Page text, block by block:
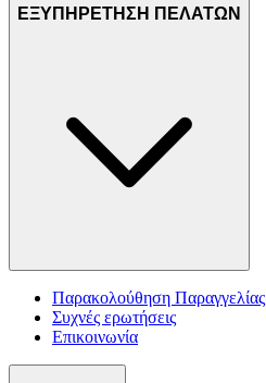
ΕΞΥΠΗΡΕΤΗΣΗ ΠΕΛΑΤΩΝ
Παρακολούθηση Παραγγελίας
Συχνές ερωτήσεις
Επικοινωνία